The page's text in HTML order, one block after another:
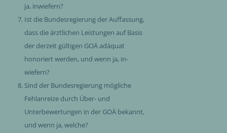
ja, inwiefern?
Ist die Bundesregierung der Auffassung,
dass die ärztlichen Leistungen auf Basis
der derzeit gültigen GOÄ adäquat
honoriert werden, und wenn ja, in-
wiefern?
Sind der Bundesregierung mögliche
Fehlanreize durch Über- und
Unterbewertungen in der GOÄ bekannt,
und wenn ja, welche?